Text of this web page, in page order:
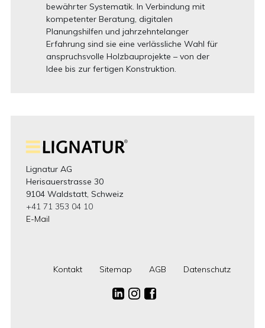
bewährter Systematik. In Verbindung mit
kompetenter Beratung, digitalen
Planungshilfen und jahrzehntelanger
Erfahrung sind sie eine verlässliche Wahl für
anspruchsvolle Holzbauprojekte – von der
Idee bis zur fertigen Konstruktion.
Lignatur AG
Herisauerstrasse 30
9104 Waldstatt, Schweiz
+41 71 353 04 10
E-Mail
Kontakt Sitemap AGB Datenschutz